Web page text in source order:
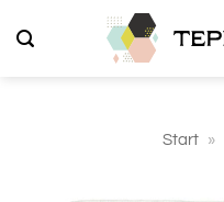
Inhalt
Start »